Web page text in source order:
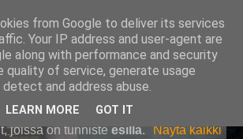
joissa on tunniste esillä.
Näytä kaikki
from Google to deliver its services
Your IP address and user-agent are
along with performance and security
quality of service, generate usage
and address abuse.
LEARN MORE GOT IT